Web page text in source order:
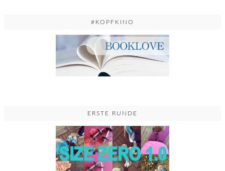
#KOPFKINO
ERSTE RUNDE